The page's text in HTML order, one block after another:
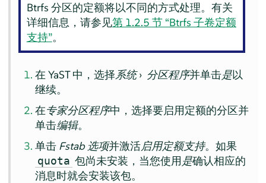
Btrfs 分区的定额将以不同的方式处理。有关
详细信息，请参见第 1.2.5 节 “Btrfs 子卷定额
支持”。
在 YaST 中，选择系统› 分区程序并单击是以
继续。
在专家分区程序中，选择要启用定额的分区并
单击编辑。
单击 Fstab 选项并激活启用定额支持。如果
quota 包尚未安装，当您使用是确认相应的
消息时就会安装该包。